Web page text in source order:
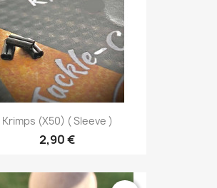
Krimps (x50) ( Sleeve )
2,90 €